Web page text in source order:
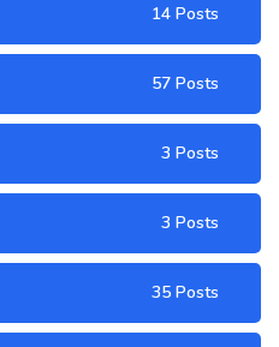
14 Posts
57 Posts
3 Posts
3 Posts
35 Posts